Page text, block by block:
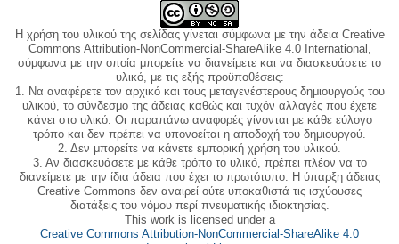
Η χρήση του υλικού της σελίδας γίνεται σύμφωνα με την άδεια Creative
Commons Attribution-NonCommercial-ShareAlike 4.0 International,
σύμφωνα με την οποία μπορείτε να διανείμετε και να διασκευάσετε το
υλικό, με τις εξής προϋποθέσεις:
1. Να αναφέρετε τον αρχικό και τους μεταγενέστερους δημιουργούς του
υλικού, το σύνδεσμο της άδειας καθώς και τυχόν αλλαγές που έχετε
κάνει στο υλικό. Οι παραπάνω αναφορές γίνονται με κάθε εύλογο
τρόπο και δεν πρέπει να υπονοείται η αποδοχή του δημιουργού.
2. Δεν μπορείτε να κάνετε εμπορική χρήση του υλικού.
3. Αν διασκευάσετε με κάθε τρόπο το υλικό, πρέπει πλέον να το
διανείμετε με την ίδια άδεια που έχει το πρωτότυπο. Η ύπαρξη άδειας
Creative Commons δεν αναιρεί ούτε υποκαθιστά τις ισχύουσες
διατάξεις του νόμου περί πνευματικής ιδιοκτησίας.
This work is licensed under a
Creative Commons Attribution-NonCommercial-ShareAlike 4.0